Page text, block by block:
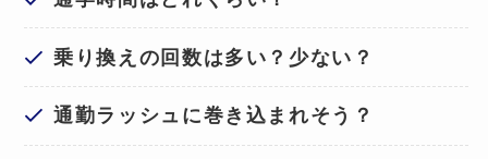
乗り換えの回数は多い？少ない？
通勤ラッシュに巻き込まれそう？